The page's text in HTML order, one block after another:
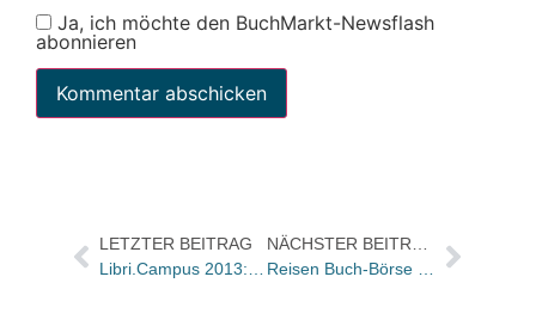
Ja, ich möchte den BuchMarkt-Newsflash
abonnieren
LETZTER BEITRAG